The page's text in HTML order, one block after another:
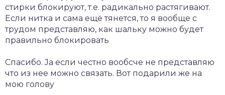
стирки блокируют, т.е. радикально растягивают.
Если нитка и сама ещё тянется, то я вообще с
трудом представляю, как шальку можно будет
правильно блокировать
Спасибо. Jа если честно вообсче не представляю
что из нее можно связать. Вот подарили же на
мою голову